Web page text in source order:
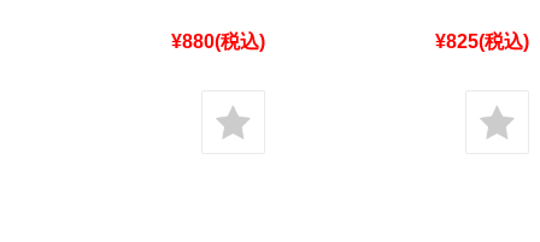
¥880(税込) ¥825(税込)